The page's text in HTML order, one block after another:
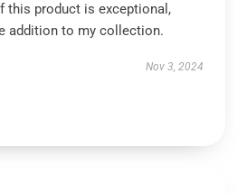
this product is exceptional,
addition to my collection.
Nov 3, 2024